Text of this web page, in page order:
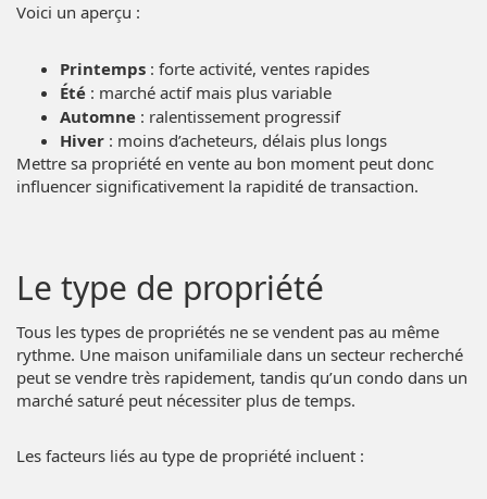
Voici un aperçu :
Printemps : forte activité, ventes rapides
Été : marché actif mais plus variable
Automne : ralentissement progressif
Hiver : moins d’acheteurs, délais plus longs
Mettre sa propriété en vente au bon moment peut donc
influencer significativement la rapidité de transaction.
Le type de propriété
Tous les types de propriétés ne se vendent pas au même
rythme. Une maison unifamiliale dans un secteur recherché
peut se vendre très rapidement, tandis qu’un condo dans un
marché saturé peut nécessiter plus de temps.
Les facteurs liés au type de propriété incluent :